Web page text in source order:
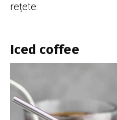
rețete:
Iced coffee